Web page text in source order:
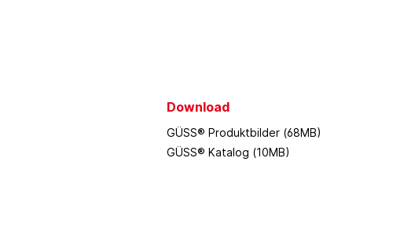
Download
GÜSS® Produktbilder (68MB)
GÜSS® Katalog (10MB)